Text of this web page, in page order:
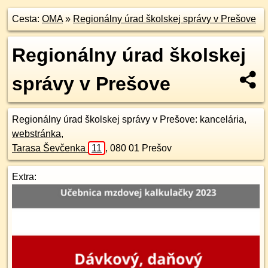
Cesta: OMA» Regionálny úrad školskej správy v Prešove
Regionálny úrad školskej
správy v Prešove
Regionálny úrad školskej správy v Prešove: kancelária,
webstránka,
Tarasa Ševčenka
11 , 080 01 Prešov
Extra: